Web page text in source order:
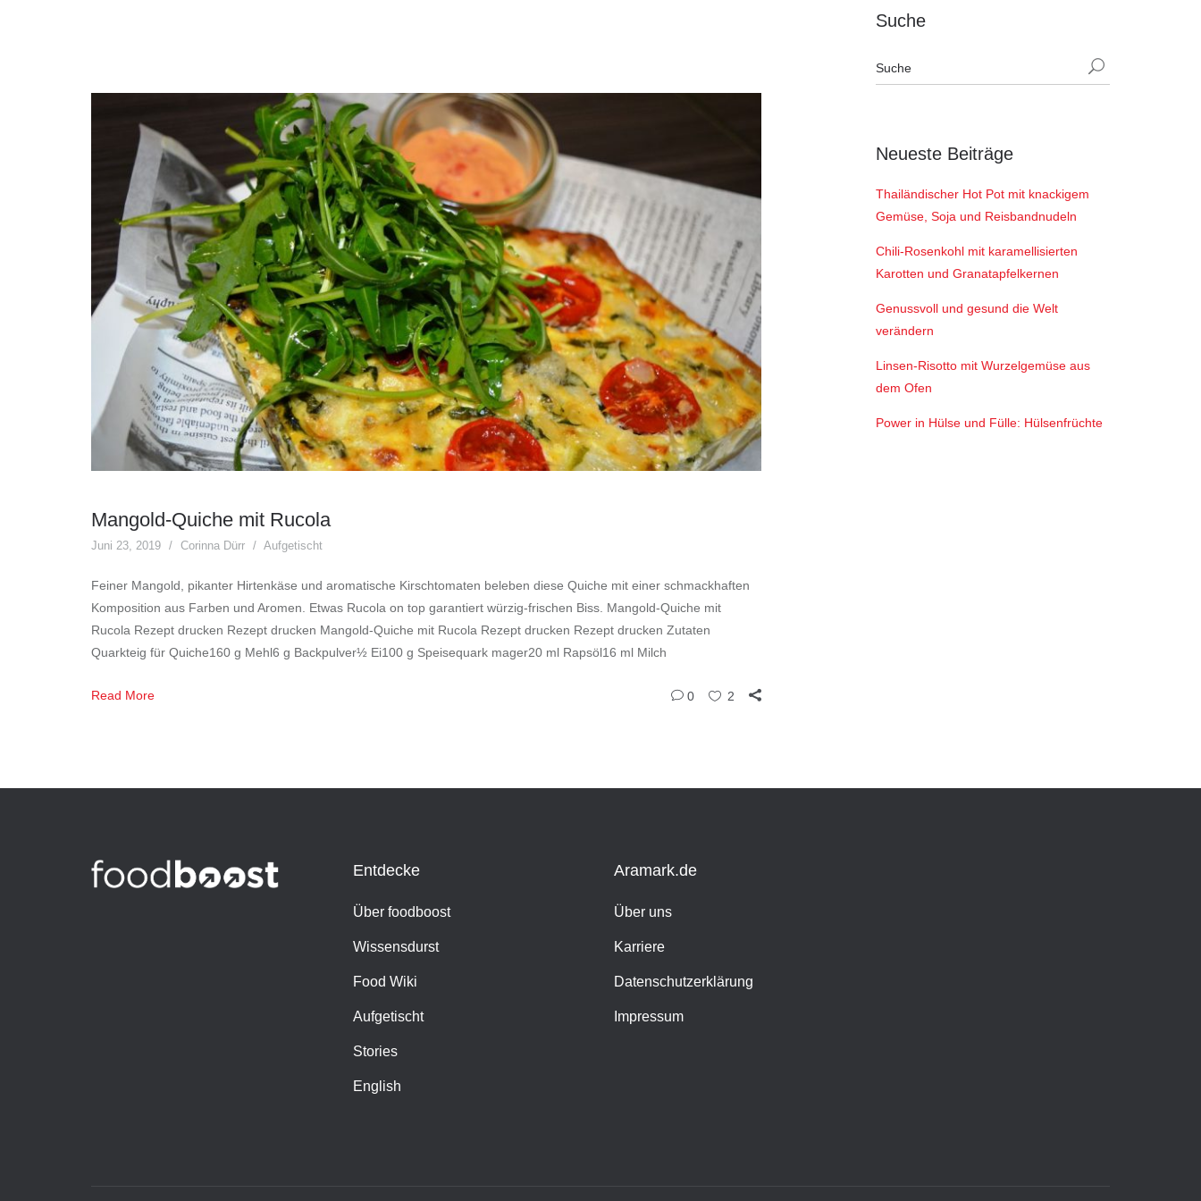
Mangold-Quiche mit Rucola
Juni 23, 2019 Corinna Dürr Aufgetischt
Feiner Mangold, pikanter Hirtenkäse und aromatische Kirschtomaten beleben diese Quiche mit einer schmackhaften
Komposition aus Farben und Aromen. Etwas Rucola on top garantiert würzig-frischen Biss. Mangold-Quiche mit
Rucola Rezept drucken Rezept drucken Mangold-Quiche mit Rucola Rezept drucken Rezept drucken Zutaten
Quarkteig für Quiche160 g Mehl6 g Backpulver½ Ei100 g Speisequark mager20 ml Rapsöl16 ml Milch
Read More 0 2
Suche
Neueste Beiträge
Thailändischer Hot Pot mit knackigem
Gemüse, Soja und Reisbandnudeln
Chili-Rosenkohl mit karamellisierten
Karotten und Granatapfelkernen
Genussvoll und gesund die Welt
verändern
Linsen-Risotto mit Wurzelgemüse aus
dem Ofen
Power in Hülse und Fülle: Hülsenfrüchte
Entdecke
Über foodboost
Wissensdurst
Food Wiki
Aufgetischt
Stories
English
Aramark.de
Über uns
Karriere
Datenschutzerklärung
Impressum